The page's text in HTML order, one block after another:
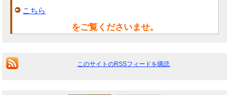
こちら
をご覧くださいませ。
このサイトのRSSフィードを購読